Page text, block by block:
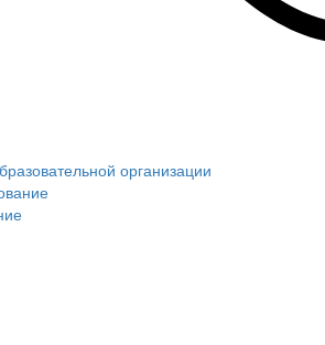
организации